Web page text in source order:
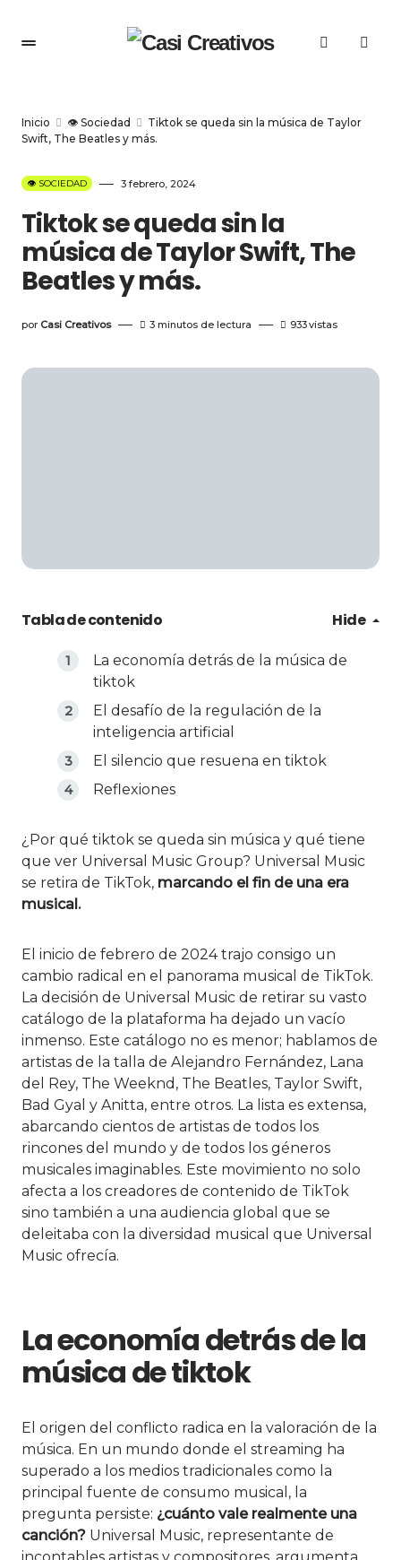
Inicio 👁️ Sociedad
Tiktok se queda sin la música de Taylor
Swift, The Beatles y más.
👁️ SOCIEDAD 3 febrero, 2024
Tiktok se queda sin la
música de Taylor Swift, The
Beatles y más.
por Casi Creativos 3 minutos de lectura 933vistas
Tabla de contenido Hide
La economía detrás de la música de
tiktok
El desafío de la regulación de la
inteligencia artificial
El silencio que resuena en tiktok
Reflexiones
¿Por qué tiktok se queda sin música y qué tiene
que ver Universal Music Group? Universal Music
se retira de TikTok, marcando el fin de una era
musical.
El inicio de febrero de 2024 trajo consigo un
cambio radical en el panorama musical de TikTok.
La decisión de Universal Music de retirar su vasto
catálogo de la plataforma ha dejado un vacío
inmenso. Este catálogo no es menor; hablamos de
artistas de la talla de Alejandro Fernández, Lana
del Rey, The Weeknd, The Beatles, Taylor Swift,
Bad Gyal y Anitta, entre otros. La lista es extensa,
abarcando cientos de artistas de todos los
rincones del mundo y de todos los géneros
musicales imaginables. Este movimiento no solo
afecta a los creadores de contenido de TikTok
sino también a una audiencia global que se
deleitaba con la diversidad musical que Universal
Music ofrecía.
La economía detrás de la
música de tiktok
El origen del conflicto radica en la valoración de la
música. En un mundo donde el streaming ha
superado a los medios tradicionales como la
principal fuente de consumo musical, la
pregunta persiste: ¿cuánto vale realmente una
canción? Universal Music, representante de